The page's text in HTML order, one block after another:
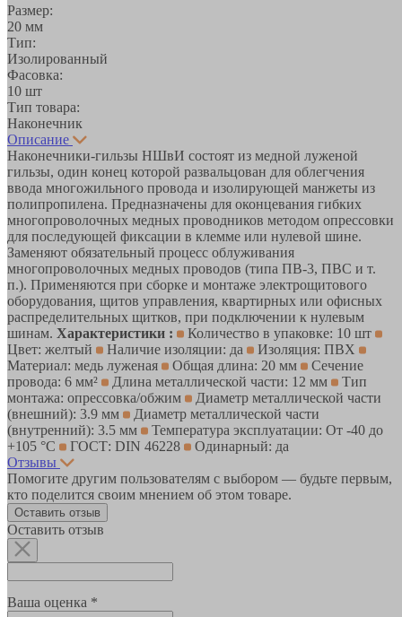
Размер:
20 мм
Тип:
Изолированный
Фасовка:
10 шт
Тип товара:
Наконечник
Описание
Наконечники-гильзы НШвИ состоят из медной луженой
гильзы, один конец которой развальцован для облегчения
ввода многожильного провода и изолирующей манжеты из
полипропилена. Предназначены для оконцевания гибких
многопроволочных медных проводников методом опрессовки
для последующей фиксации в клемме или нулевой шине.
Заменяют обязательный процесс облуживания
многопроволочных медных проводов (типа ПВ-3, ПВС и т.
п.). Применяются при сборке и монтаже электрощитового
оборудования, щитов управления, квартирных или офисных
распределительных щитков, при подключении к нулевым
шинам. Характеристики :
Количество в упаковке: 10 шт
Цвет: желтый
Наличие изоляции: да
Изоляция: ПВХ
Материал: медь луженая
Общая длина: 20 мм
Сечение
провода: 6 мм²
Длина металлической части: 12 мм
Тип
монтажа: опрессовка/обжим
Диаметр металлической части
(внешний): 3.9 мм
Диаметр металлической части
(внутренний): 3.5 мм
Температура эксплуатации: От -40 до
+105 °С
ГОСТ: DIN 46228
Одинарный: да
Отзывы
Помогите другим пользователям с выбором — будьте первым,
кто поделится своим мнением об этом товаре.
Оставить отзыв
Оставить отзыв
Ваша оценка *